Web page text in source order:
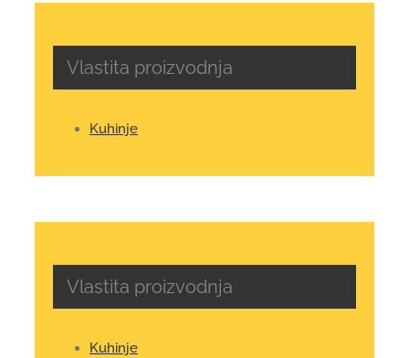
Vlastita proizvodnja
Kuhinje
Vlastita proizvodnja
Kuhinje